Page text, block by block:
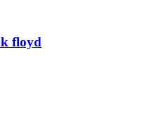
floyd